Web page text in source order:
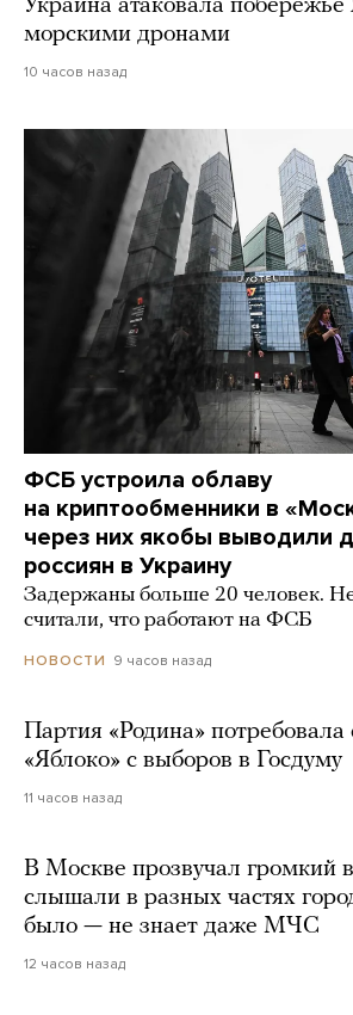
Украина атаковала
морскими дронами
10 часов назад
ФСБ устроила облаву
на криптообменники в
через них якобы выводили
россиян в Украину
Задержаны больше 20 человек.
считали, что работают на ФСБ
НОВОСТИ 9 часов назад
Партия «Родина» потребовала
«Яблоко» с выборов в Госдуму
11 часов назад
В Москве прозвучал громкий
слышали в разных частях
было — не знает даже МЧС
12 часов назад